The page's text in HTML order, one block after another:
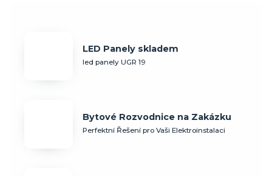
LED Panely skladem
led panely UGR 19
Bytové Rozvodnice na Zakázku
Perfektní Řešení pro Vaši Elektroinstalaci